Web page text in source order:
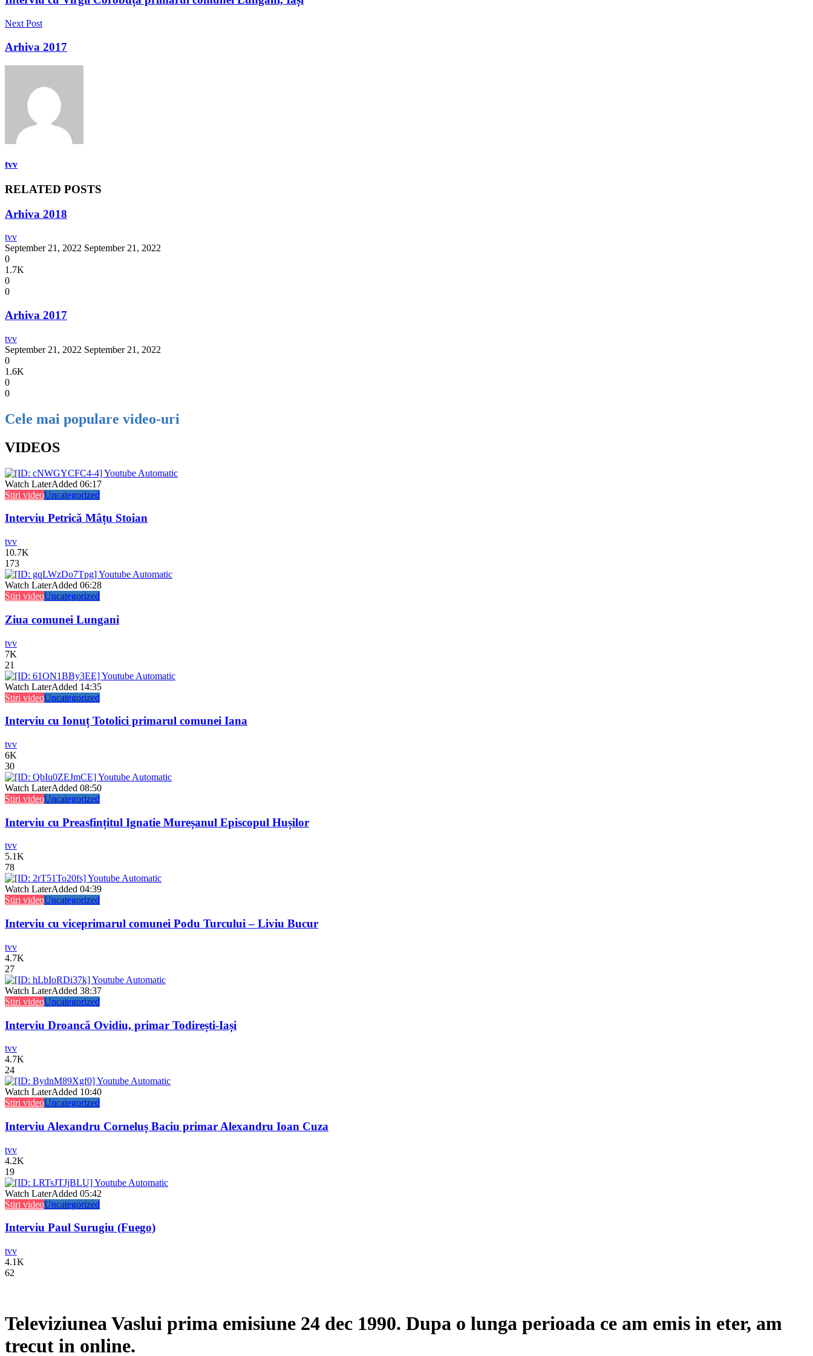
Next Post
Arhiva 2017
tvv
RELATED POSTS
Arhiva 2018
tvv
September 21, 2022 September 21, 2022
0
1.7K
0
0
Arhiva 2017
tvv
September 21, 2022 September 21, 2022
0
1.6K
0
0
Cele mai populare video-uri
VIDEOS
Watch LaterAdded 06:17
Stiri videoUncategorized
Interviu Petrică Mâțu Stoian
tvv
10.7K
173
Watch LaterAdded 06:28
Stiri videoUncategorized
Ziua comunei Lungani
tvv
7K
21
Watch LaterAdded 14:35
Stiri videoUncategorized
Interviu cu Ionuț Totolici primarul comunei Iana
tvv
6K
30
Watch LaterAdded 08:50
Stiri videoUncategorized
Interviu cu Preasfințitul Ignatie Mureșanul Episcopul Hușilor
tvv
5.1K
78
Watch LaterAdded 04:39
Stiri videoUncategorized
Interviu cu viceprimarul comunei Podu Turcului – Liviu Bucur
tvv
4.7K
27
Watch LaterAdded 38:37
Stiri videoUncategorized
Interviu Droancă Ovidiu, primar Todirești-Iași
tvv
4.7K
24
Watch LaterAdded 10:40
Stiri videoUncategorized
Interviu Alexandru Corneluș Baciu primar Alexandru Ioan Cuza
tvv
4.2K
19
Watch LaterAdded 05:42
Stiri videoUncategorized
Interviu Paul Surugiu (Fuego)
tvv
4.1K
62
Televiziunea Vaslui prima emisiune 24 dec 1990. Dupa o lunga perioada ce am emis in eter, am
trecut in online.